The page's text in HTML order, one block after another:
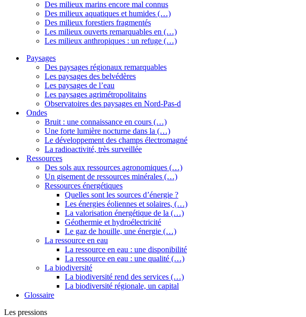
Des milieux marins encore mal connus
Des milieux aquatiques et humides (…)
Des milieux forestiers fragmentés
Les milieux ouverts remarquables en (…)
Les milieux anthropiques : un refuge (…)
Paysages
Des paysages régionaux remarquables
Les paysages des belvédères
Les paysages de l’eau
Les paysages agrimétropolitains
Observatoires des paysages en Nord-Pas-d
Ondes
Bruit : une connaissance en cours (…)
Une forte lumière nocturne dans la (…)
Le développement des champs électromagné
La radioactivité, très surveillée
Ressources
Des sols aux ressources agronomiques (…)
Un gisement de ressources minérales (…)
Ressources énergétiques
Quelles sont les sources d’énergie ?
Les énergies éoliennes et solaires, (…)
La valorisation énergétique de la (…)
Géothermie et hydroélectricité
Le gaz de houille, une énergie (…)
La ressource en eau
La ressource en eau : une disponibilité
La ressource en eau : une qualité (…)
La biodiversité
La biodiversité rend des services (…)
La biodiversité régionale, un capital
Glossaire
Les pressions